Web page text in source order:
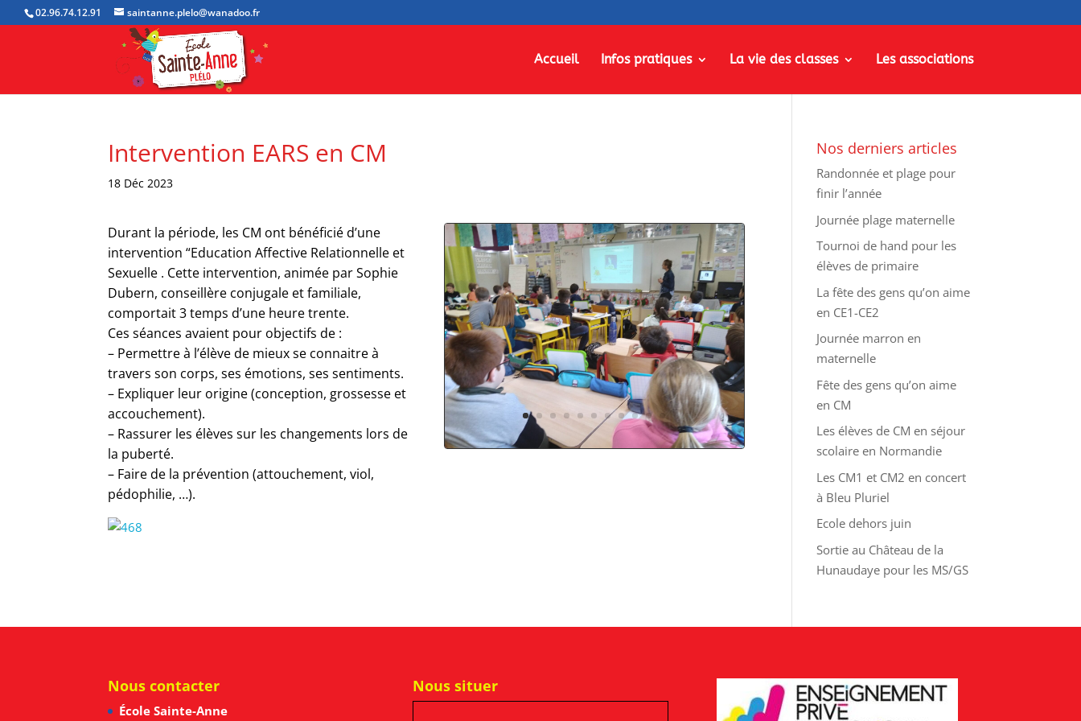
02.96.74.12.91 saintanne.plelo@wanadoo.fr
Accueil Infos pratiques La vie des classes Les associations
Intervention EARS en CM
18 Déc 2023
Durant la période, les CM ont bénéficié d’une
intervention “Education Affective Relationnelle et
Sexuelle . Cette intervention, animée par Sophie
Dubern, conseillère conjugale et familiale,
comportait 3 temps d’une heure trente.
Ces séances avaient pour objectifs de :
– Permettre à l’élève de mieux se connaitre à
travers son corps, ses émotions, ses sentiments.
– Expliquer leur origine (conception, grossesse et
accouchement).
– Rassurer les élèves sur les changements lors de
la puberté.
– Faire de la prévention (attouchement, viol,
pédophilie, …).
Nos derniers articles
Randonnée et plage pour
finir l’année
Journée plage maternelle
Tournoi de hand pour les
élèves de primaire
La fête des gens qu’on aime
en CE1-CE2
Journée marron en
maternelle
Fête des gens qu’on aime
en CM
Les élèves de CM en séjour
scolaire en Normandie
Les CM1 et CM2 en concert
à Bleu Pluriel
Ecole dehors juin
Sortie au Château de la
Hunaudaye pour les MS/GS
Nous contacter
École Sainte-Anne
Nous situer